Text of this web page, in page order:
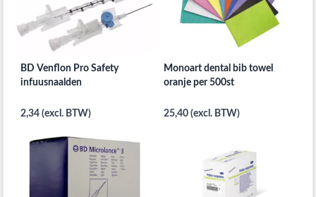
BD Venflon Pro Safety
infuusnaalden
2,34 (excl. BTW)
Monoart dental bib towel
oranje per 500st
25,40 (excl. BTW)